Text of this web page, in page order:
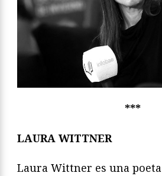
***
LAURA WITTNER
Laura Wittner es una